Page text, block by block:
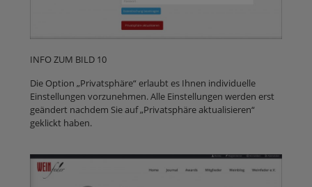
INFO ZUM BILD 10
Die Option „Privatsphäre“ erlaubt es Ihnen individuelle
Einstellungen vorzunehmen. Alle Einstellungen werden erst
geändert nachdem Sie auf „Privatsphäre aktualisieren“
geklickt haben.